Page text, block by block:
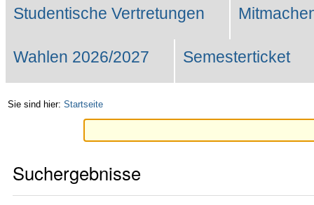
Studentische Vertretungen
Wahlen 2026/2027 Semesterticket
Sie sind hier: Startseite
Suchergebnisse